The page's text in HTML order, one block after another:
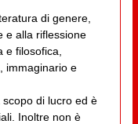
di genere,
e alla riflessione
e filosofica,
immaginario e
di lucro ed è
Inoltre non è